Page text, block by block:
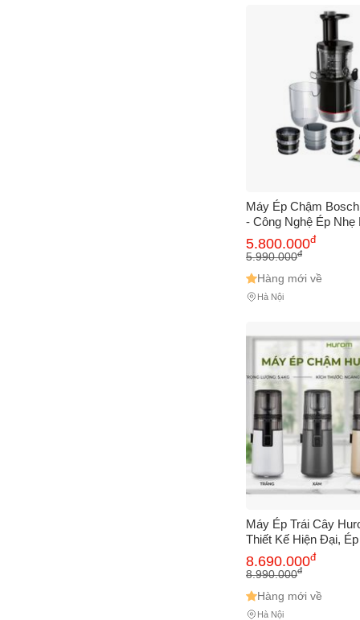
Máy Ép Chậm
- Công Nghệ Ép Nhẹ
Dễ Dàng Vệ Sinh,
An Toàn Cho Sức
5.800.000đ
5.990.000đ
Hàng mới về
Hà Nội
Máy Ép Trái Cây
Thiết Kế Hiện Đại,
Dinh Dưỡng Tối Đa,
Tất Cả Loại Rau Củ
8.690.000đ
8.990.000đ
Hàng mới về
Hà Nội